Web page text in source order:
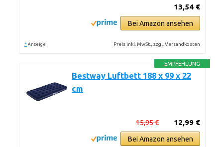
13,54 €
Bei Amazon ansehen
* Anzeige Preis inkl. MwSt., zzgl. Versandkosten
EMPFEHLUNG
Bestway Luftbett 188 x 99 x 22
cm
12,99 €
15,95 €
Bei Amazon ansehen